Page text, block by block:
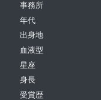
事務所
年代
出身地
血液型
星座
身長
受賞歴